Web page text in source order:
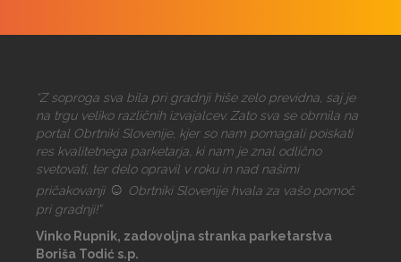
“Z soproga sva bila pri gradnji hiše zelo previdna, saj je
na trgu veliko različnih izvajalcev. Zato sva se obrnila na
portal Obrtniki Slovenije, kjer so nam pomagali poiskati
res kvalitetnega parketarja, ki nam je znal odlično
svetovati, ter delo opravil v roku in nad našimi
pričakovanji ☺ Obrtniki Slovenije hvala za vašo pomoč
pri gradnji!”
Vinko Rupnik, zadovoljna stranka parketarstva
Boriša Todić s.p.